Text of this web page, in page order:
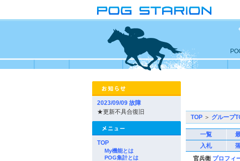
2023/09/09 故障
★更新不具合復旧
TOP
My機能とは
POG集計とは
TOP ＞ グループ
一覧
入札
官兵衛 プロフィ